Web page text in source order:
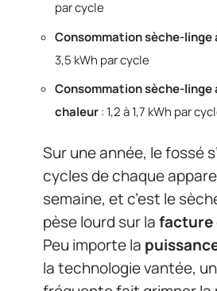
par cycle
Consommation sèche-linge
3,5 kWh par cycle
Consommation sèche-linge
chaleur: 1,2 à 1,7 kWh par
Sur une année, le fossé
cycles de chaque
semaine, et c’est le
pèse lourd sur lafacture
Peu importe la
la technologie vantée,